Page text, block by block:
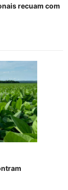
recuam com